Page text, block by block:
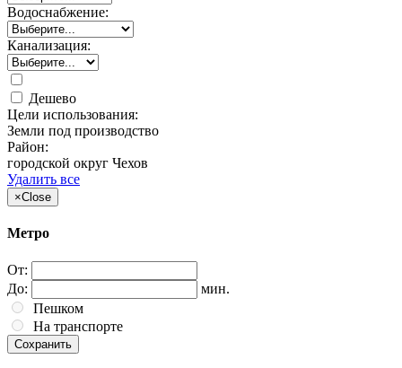
Водоснабжение:
Канализация:
Дешево
Цели использования:
Земли под производство
Район:
городской округ Чехов
Удалить все
×Close
Метро
От:
До:
мин.
Пешком
На транспорте
Сохранить